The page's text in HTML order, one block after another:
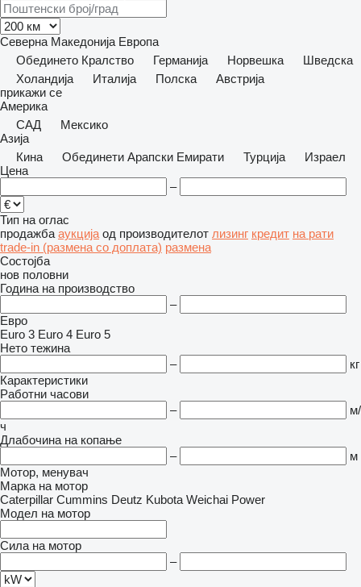
Северна Македонија Европа
Обединето Кралство
Германија Норвешка
Шведска
Холандија
Италија Полска
Австрија
прикажи се
Америка
САД
Мексико
Азија
Кина
Обединети Арапски Емирати Турција
Израел
Цена
–
Тип на оглас
продажба аукција од производителот лизинг кредит на рати
trade-in (размена со доплата) размена
Состојба
нов половни
Година на производство
–
Евро
Euro 3 Euro 4 Euro 5
Нето тежина
–
кг
Карактеристики
Работни часови
–
м/
ч
Длабочина на копање
–
м
Мотор, менувач
Марка на мотор
Caterpillar Cummins Deutz Kubota Weichai Power
Модел на мотор
Сила на мотор
–